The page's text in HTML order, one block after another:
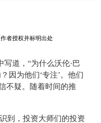
者授权并标明出处
写道，“为什么沃伦·巴
因为他们‘专注’。他们
不疑。随着时间的推
到，投资大师们的投资